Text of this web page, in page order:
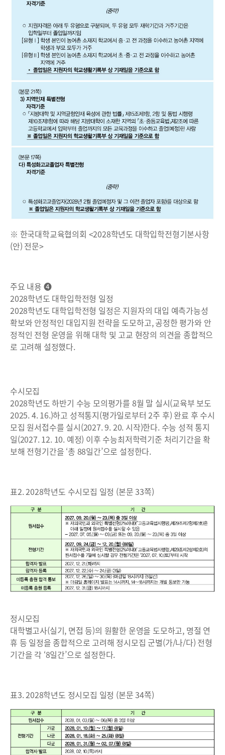
※ 한국대학교육협의회 <2028학년도 대학입학전형기본사항
(안) 전문>
주요 내용 ❹
2028학년도 대학입학전형 일정
2028학년도 대학입학전형 일정은 지원자의 대입 예측가능성
확보와 안정적인 대입지원 전략을 도모하고, 공정한 평가와 안
정적인 전형 운영을 위해 대학 및 고교 현장의 의견을 종합적으
로 고려해 설정했다.
수시모집
2028학년도 하반기 수능 모의평가를 8월 말 실시(교육부 보도
2025. 4. 16.)하고 성적통지(평가일로부터 2주 후) 완료 후 수시
모집 원서접수를 실시(2027. 9. 20. 시작)한다. 수능 성적 통지
일(2027. 12. 10. 예정) 이후 수능최저학력기준 처리기간을 확
보해 전형기간을 ‘총 88일간’으로 설정한다.
표2. 2028학년도 수시모집 일정 (본문 33쪽)
정시모집
대학별고사(실기, 면접 등)의 원활한 운영을 도모하고, 명절 연
휴 등 일정을 종합적으로 고려해 정시모집 군별(가/나/다) 전형
기간을 각 ‘8일간’으로 설정한다.
표3. 2028학년도 정시모집 일정 (본문 34쪽)